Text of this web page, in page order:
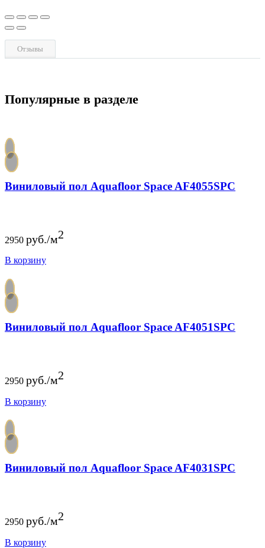
Отзывы
Популярные в разделе
Виниловый пол Aquafloor Space AF4055SPC
2950 руб./м2
В корзину
Виниловый пол Aquafloor Space AF4051SPC
2950 руб./м2
В корзину
Виниловый пол Aquafloor Space AF4031SPC
2950 руб./м2
В корзину